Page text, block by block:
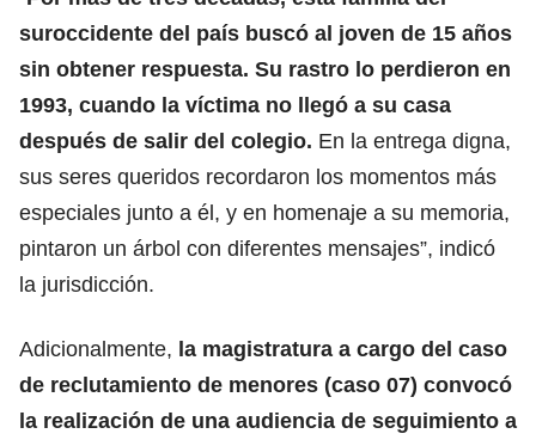
suroccidente del país buscó al joven de 15 años
sin obtener respuesta. Su rastro lo perdieron en
1993, cuando la víctima no llegó a su casa
después de salir del colegio. En la entrega digna,
sus seres queridos recordaron los momentos más
especiales junto a él, y en homenaje a su memoria,
pintaron un árbol con diferentes mensajes”, indicó
la jurisdicción.
Adicionalmente, la magistratura a cargo del caso
de reclutamiento de menores (caso 07) convocó
la realización de una audiencia de seguimiento a